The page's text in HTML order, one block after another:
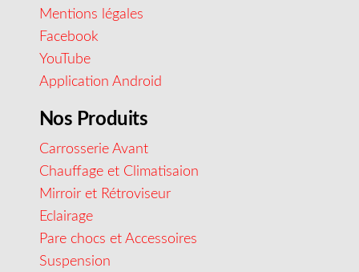
Mentions légales
Facebook
YouTube
Application Android
Nos Produits
Carrosserie Avant
Chauffage et Climatisaion
Mirroir et Rétroviseur
Eclairage
Pare chocs et Accessoires
Suspension